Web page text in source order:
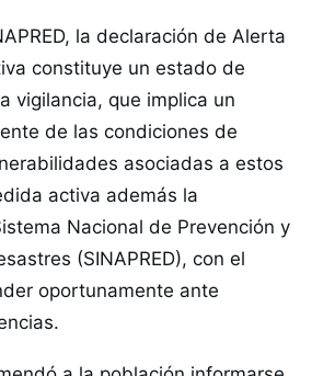
la declaración de Alerta
constituye un estado de
vigilancia, que implica un
de las condiciones de
asociadas a estos
activa además la
Nacional de Prevención y
(SINAPRED), con el
oportunamente ante